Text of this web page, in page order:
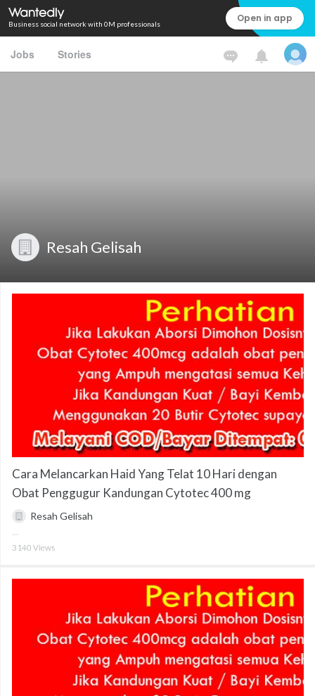
Business social network with 0M professionals Open in app
Jobs Stories
Resah Gelisah
Cara Melancarkan Haid Yang Telat 10 Hari dengan
Obat Penggugur Kandungan Cytotec 400 mg
Resah Gelisah
3140 Views